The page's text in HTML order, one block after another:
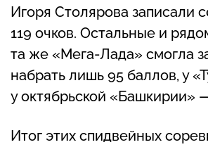
Игоря Столярова записали
119 очков. Остальные и
та же «Мега-Лада» смогла
набрать лишь 95 баллов, у
у октябрьской «Башкирии»
Итог этих спидвейных